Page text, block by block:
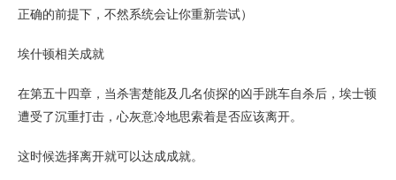
正确的前提下，不然系统会让你重新尝试）
埃什顿相关成就
在第五十四章，当杀害楚能及几名侦探的凶手跳车自杀后，埃士顿
遭受了沉重打击，心灰意冷地思索着是否应该离开。
这时候选择离开就可以达成成就。